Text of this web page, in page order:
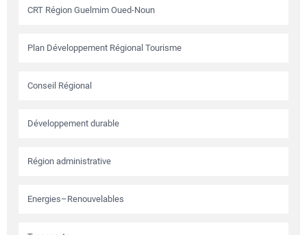
CRT Région Guelmim Oued-Noun
Plan Développement Régional Tourisme
Conseil Régional
Développement durable
Région administrative
Energies–Renouvelables